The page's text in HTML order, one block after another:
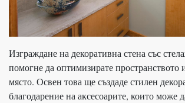
Изграждане на декоративна стена със
помогне да оптимизирате пространството
място. Освен това ще създаде стилен
благодарение на аксесоарите, които може